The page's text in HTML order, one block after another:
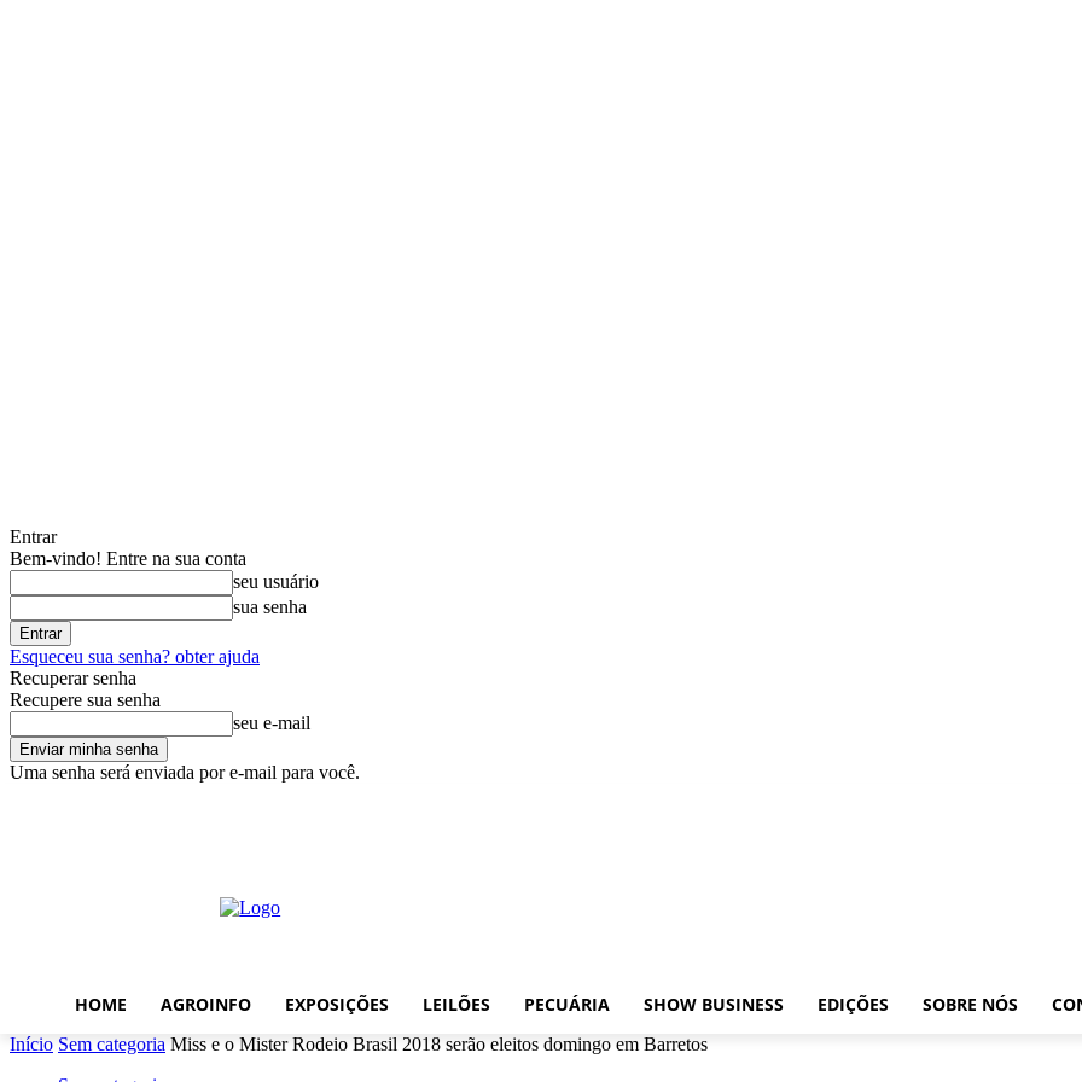
Entrar
Bem-vindo! Entre na sua conta
seu usuário
sua senha
Esqueceu sua senha? obter ajuda
Recuperar senha
Recupere sua senha
seu e-mail
Uma senha será enviada por e-mail para você.
HOME AGROINFO EXPOSIÇÕES LEILÕES PECUÁRIA SHOW BUSINESS EDIÇÕES SOBRE NÓS
Início Sem categoria Miss e o Mister Rodeio Brasil 2018 serão eleitos domingo em Barretos